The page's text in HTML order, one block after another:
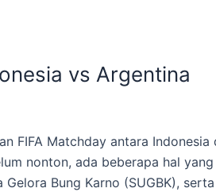
vs Argentina
FIFA Matchday antara
nonton, ada beberapa hal
Bung Karno (SUGBK),